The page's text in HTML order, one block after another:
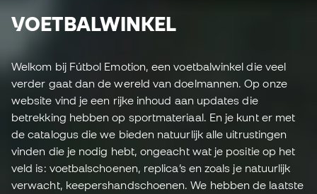
VOETBALWINKEL
Welkom bij Fútbol Emotion, een voetbalwinkel die veel
verder gaat dan de wereld van doelmannen. Op onze
website vind je een rijke inhoud aan updates die
betrekking hebben op sportmateriaal. En je kunt er met
de catalogus die we bieden natuurlijk alle uitrustingen
vinden die je nodig hebt, ongeacht wat je positie op het
veld is: voetbalschoenen, replica’s en zoals je natuurlijk
verwacht, keepershandschoenen. We hebben de laatste